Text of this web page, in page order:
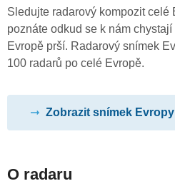
Sledujte radarový kompozit celé
poznáte odkud se k nám
Evropě prší. Radarový snímek
100 radarů po celé Evropě.
Zobrazit snímek Evropy
O radaru